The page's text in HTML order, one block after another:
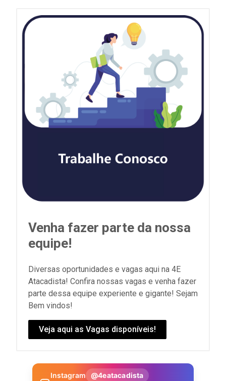
Venha fazer parte da nossa
equipe!
Diversas oportunidades e vagas aqui na 4E
Atacadista! Confira nossas vagas e venha fazer
parte dessa equipe experiente e gigante! Sejam
Bem vindos!
Veja aqui as Vagas disponíveis!
Instagram
@4eatacadista